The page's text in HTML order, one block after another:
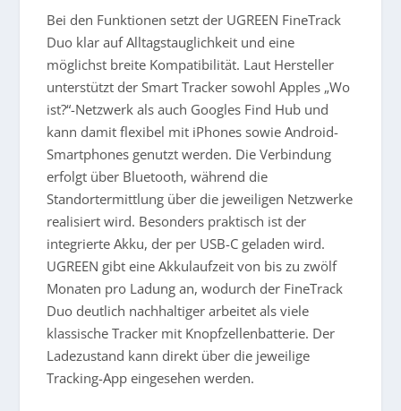
Bei den Funktionen setzt der UGREEN FineTrack
Duo klar auf Alltagstauglichkeit und eine
möglichst breite Kompatibilität. Laut Hersteller
unterstützt der Smart Tracker sowohl Apples „Wo
ist?“-Netzwerk als auch Googles Find Hub und
kann damit flexibel mit iPhones sowie Android-
Smartphones genutzt werden. Die Verbindung
erfolgt über Bluetooth, während die
Standortermittlung über die jeweiligen Netzwerke
realisiert wird. Besonders praktisch ist der
integrierte Akku, der per USB-C geladen wird.
UGREEN gibt eine Akkulaufzeit von bis zu zwölf
Monaten pro Ladung an, wodurch der FineTrack
Duo deutlich nachhaltiger arbeitet als viele
klassische Tracker mit Knopfzellenbatterie. Der
Ladezustand kann direkt über die jeweilige
Tracking-App eingesehen werden.